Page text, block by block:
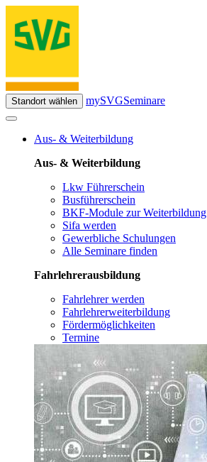
Standort wählen mySVGSeminare
Aus- & Weiterbildung
Aus- & Weiterbildung
Lkw Führerschein
Busführerschein
BKF-Module zur Weiterbildung
Sifa werden
Gewerbliche Schulungen
Alle Seminare finden
Fahrlehrerausbildung
Fahrlehrer werden
Fahrlehrerweiterbildung
Fördermöglichkeiten
Termine